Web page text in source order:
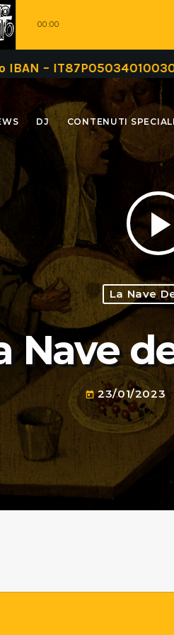
00:00
DJ CONTENUTI SPECIALI
play_arrow
La Nave
Nave
today 23/01/2023